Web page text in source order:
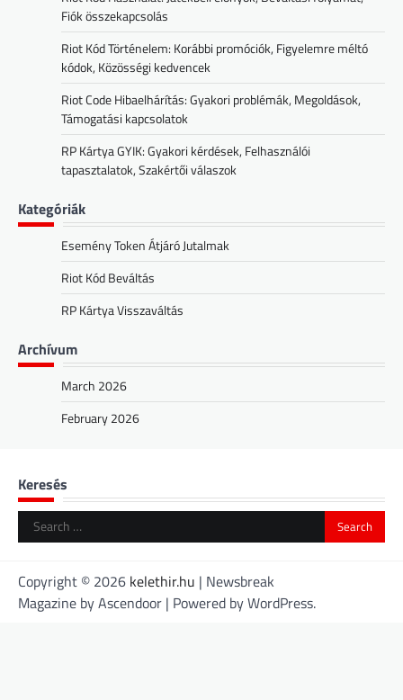
Fiók összekapcsolás
Riot Kód Történelem: Korábbi promóciók, Figyelemre méltó
kódok, Közösségi kedvencek
Riot Code Hibaelhárítás: Gyakori problémák, Megoldások,
Támogatási kapcsolatok
RP Kártya GYIK: Gyakori kérdések, Felhasználói
tapasztalatok, Szakértői válaszok
Kategóriák
Esemény Token Átjáró Jutalmak
Riot Kód Beváltás
RP Kártya Visszaváltás
Archívum
March 2026
February 2026
Keresés
Search
for:
Copyright © 2026 kelethir.hu | Newsbreak
Magazine byAscendoor | Powered byWordPress.